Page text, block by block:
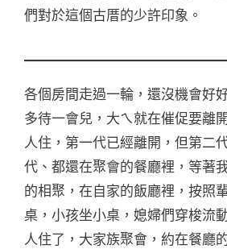
們對於這個古厝的少許印象。
各個房間走過一輪，還沒機會好
多待一會兒，大ㄟ就在催促要離
人住，第一代已經離開，但第二
代、都還在聚會的餐廳裡，等著
的相聚，在自家的飯廳裡，按照
桌，小孩坐小桌，媳婦們穿梭流
人住了，大家族聚會，約在餐廳